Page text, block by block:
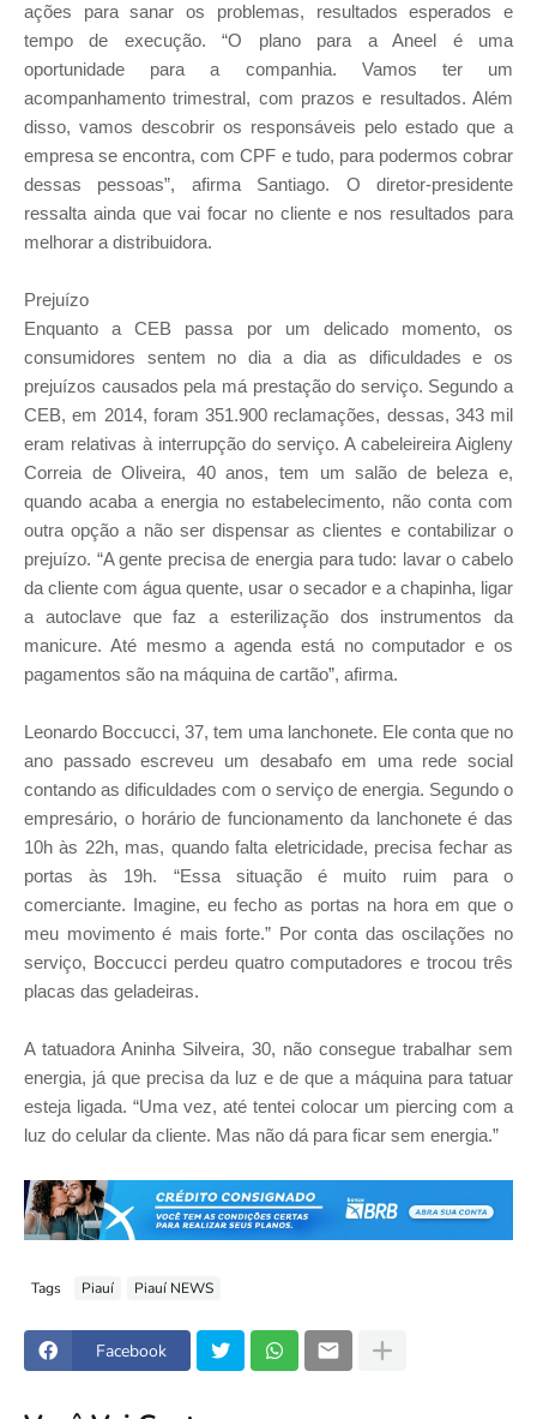
ações para sanar os problemas, resultados esperados e
tempo de execução. “O plano para a Aneel é uma
oportunidade para a companhia. Vamos ter um
acompanhamento trimestral, com prazos e resultados. Além
disso, vamos descobrir os responsáveis pelo estado que a
empresa se encontra, com CPF e tudo, para podermos cobrar
dessas pessoas”, afirma Santiago. O diretor-presidente
ressalta ainda que vai focar no cliente e nos resultados para
melhorar a distribuidora.
Prejuízo
Enquanto a CEB passa por um delicado momento, os
consumidores sentem no dia a dia as dificuldades e os
prejuízos causados pela má prestação do serviço. Segundo a
CEB, em 2014, foram 351.900 reclamações, dessas, 343 mil
eram relativas à interrupção do serviço. A cabeleireira Aigleny
Correia de Oliveira, 40 anos, tem um salão de beleza e,
quando acaba a energia no estabelecimento, não conta com
outra opção a não ser dispensar as clientes e contabilizar o
prejuízo. “A gente precisa de energia para tudo: lavar o cabelo
da cliente com água quente, usar o secador e a chapinha, ligar
a autoclave que faz a esterilização dos instrumentos da
manicure. Até mesmo a agenda está no computador e os
pagamentos são na máquina de cartão”, afirma.
Leonardo Boccucci, 37, tem uma lanchonete. Ele conta que no
ano passado escreveu um desabafo em uma rede social
contando as dificuldades com o serviço de energia. Segundo o
empresário, o horário de funcionamento da lanchonete é das
10h às 22h, mas, quando falta eletricidade, precisa fechar as
portas às 19h. “Essa situação é muito ruim para o
comerciante. Imagine, eu fecho as portas na hora em que o
meu movimento é mais forte.” Por conta das oscilações no
serviço, Boccucci perdeu quatro computadores e trocou três
placas das geladeiras.
A tatuadora Aninha Silveira, 30, não consegue trabalhar sem
energia, já que precisa da luz e de que a máquina para tatuar
esteja ligada. “Uma vez, até tentei colocar um piercing com a
luz do celular da cliente. Mas não dá para ficar sem energia.”
Tags Piauí Piauí NEWS
Facebook